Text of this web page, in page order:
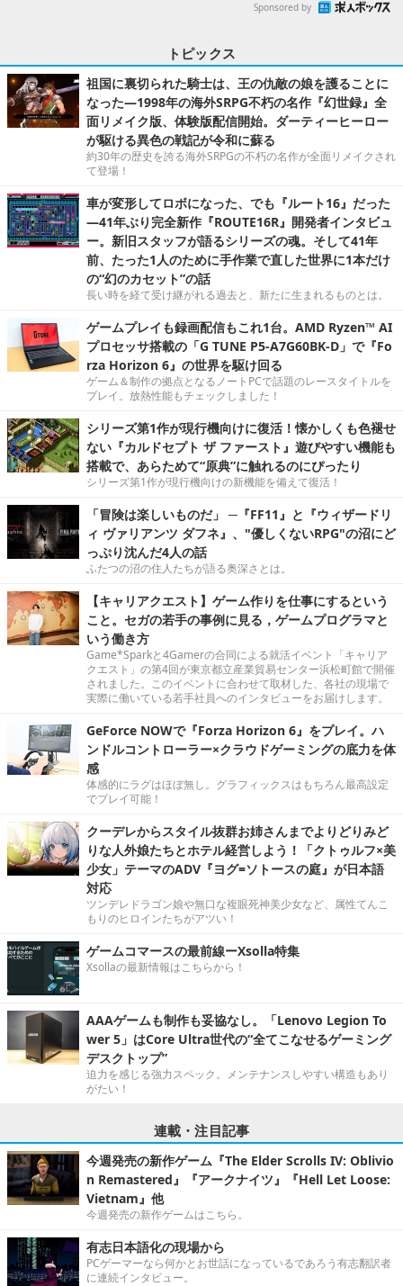
Sponsored by
トピックス
祖国に裏切られた騎士は、王の仇敵の娘を護ることに
なった―1998年の海外SRPG不朽の名作『幻世録』全
面リメイク版、体験版配信開始。ダーティーヒーロー
が駆ける異色の戦記が令和に蘇る
約30年の歴史を誇る海外SRPGの不朽の名作が全面リメイクされ
て登場！
車が変形してロボになった、でも『ルート16』だった
―41年ぶり完全新作『ROUTE16R』開発者インタビュ
ー。新旧スタッフが語るシリーズの魂。そして41年
前、たった1人のために手作業で直した世界に1本だけ
の“幻のカセット”の話
長い時を経て受け継がれる過去と、新たに生まれるものとは。
ゲームプレイも録画配信もこれ1台。AMD Ryzen™ AI
プロセッサ搭載の「G TUNE P5-A7G60BK-D」で『Fo
rza Horizon 6』の世界を駆け回る
ゲーム＆制作の拠点となるノートPCで話題のレースタイトルを
プレイ。放熱性能もチェックしました！
シリーズ第1作が現行機向けに復活！懐かしくも色褪せ
ない『カルドセプト ザ ファースト』遊びやすい機能も
搭載で、あらためて“原典”に触れるのにぴったり
シリーズ第1作が現行機向けの新機能を備えて復活！
「冒険は楽しいものだ」 ─『FF11』と『ウィザードリ
ィ ヴァリアンツ ダフネ』、"優しくないRPG"の沼にど
っぷり沈んだ4人の話
ふたつの沼の住人たちが語る奥深さとは。
【キャリアクエスト】ゲーム作りを仕事にするという
こと。セガの若手の事例に見る，ゲームプログラマと
いう働き方
Game*Sparkと4Gamerの合同による就活イベント「キャリア
クエスト」の第4回が東京都立産業貿易センター浜松町館で開催
されました。このイベントに合わせて取材した、各社の現場で
実際に働いている若手社員へのインタビューをお届けします。
GeForce NOWで『Forza Horizon 6』をプレイ。ハ
ンドルコントローラー×クラウドゲーミングの底力を体
感
体感的にラグはほぼ無し。グラフィックスはもちろん最高設定
でプレイ可能！
クーデレからスタイル抜群お姉さんまでよりどりみど
りな人外娘たちとホテル経営しよう！「クトゥルフ×美
少女」テーマのADV『ヨグ=ソトースの庭』が日本語
対応
ツンデレドラゴン娘や無口な複眼死神美少女など、属性てんこ
もりのヒロインたちがアツい！
ゲームコマースの最前線ーXsolla特集
Xsollaの最新情報はこちらから！
AAAゲームも制作も妥協なし。「Lenovo Legion To
wer 5」はCore Ultra世代の“全てこなせるゲーミング
デスクトップ”
迫力を感じる強力スペック。メンテナンスしやすい構造もあり
がたい！
連載・注目記事
今週発売の新作ゲーム『The Elder Scrolls IV: Oblivio
n Remastered』『アークナイツ』『Hell Let Loose:
Vietnam』他
今週発売の新作ゲームはこちら。
有志日本語化の現場から
PCゲーマーなら何かとお世話になっているであろう有志翻訳者
に連続インタビュー。